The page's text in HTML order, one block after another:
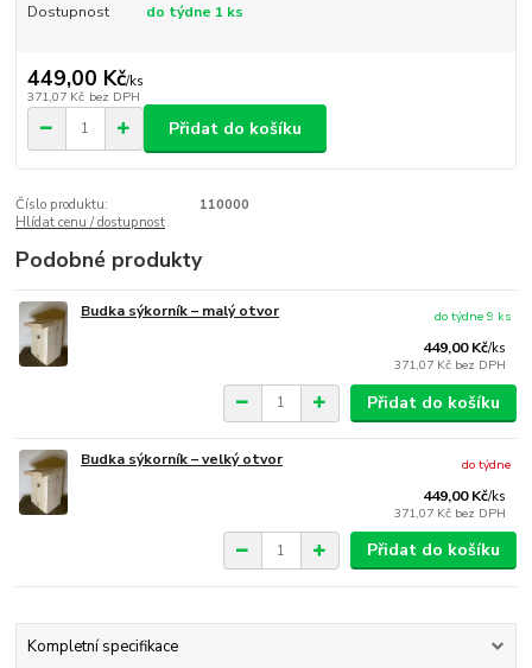
Dostupnost do týdne 1 ks
449,00 Kč/ks
371,07 Kč bez DPH
Přidat do košíku
Číslo produktu:
110000
Hlídat cenu / dostupnost
Podobné produkty
Budka sýkorník – malý otvor
449,00 Kč/ks
371,07 Kč bez DPH
do týdne 9 ks
Přidat do košíku
Budka sýkorník – velký otvor
449,00 Kč/ks
371,07 Kč bez DPH
do týdne
Přidat do košíku
Kompletní specifikace